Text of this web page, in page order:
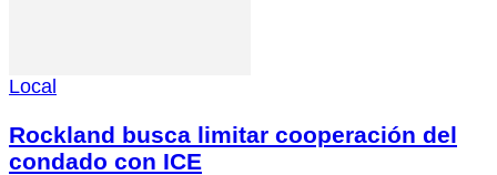
Local
Rockland busca limitar cooperación del
condado con ICE